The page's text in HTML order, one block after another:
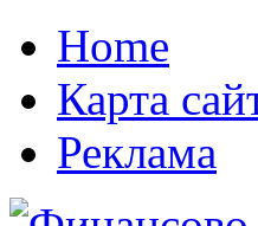
Home
Карта
Реклама